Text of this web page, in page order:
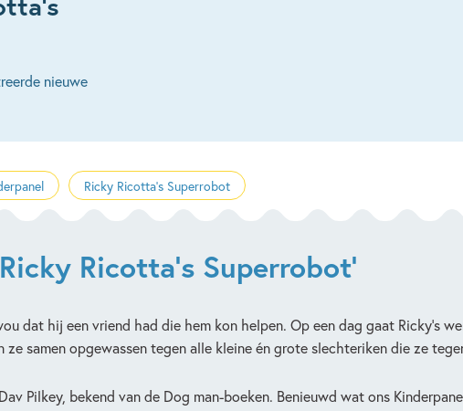
nieuwe
Ricky Ricotta's Superrobot
Ricotta's Superrobot'
dat hij een vriend had die hem kon helpen. Op een dag gaat Ricky’s
samen opgewassen tegen alle kleine én grote slechteriken die ze
Pilkey, bekend van de Dog man-boeken. Benieuwd wat ons